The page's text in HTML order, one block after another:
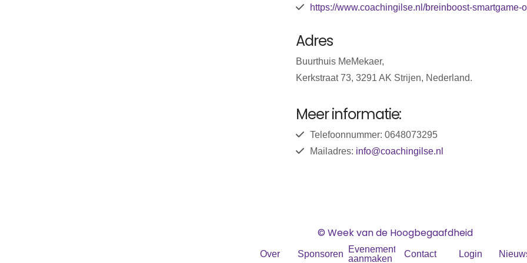
https://www.coachingilse.nl/breinboost-smartgame-
Adres
Buurthuis MeMekaer,
Kerkstraat 73, 3291 AK Strijen, Nederland.
Meer informatie:
Telefoonnummer: 0648073295
Mailadres: info@coachingilse.nl
© Week van de Hoogbegaafdheid
Over Sponsoren
Evenement
aanmaken
Contact Login